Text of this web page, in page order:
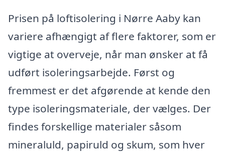
Prisen på loftisolering i Nørre Aaby kan
variere afhængigt af flere faktorer, som er
vigtige at overveje, når man ønsker at få
udført isoleringsarbejde. Først og
fremmest er det afgørende at kende den
type isoleringsmateriale, der vælges. Der
findes forskellige materialer såsom
mineraluld, papiruld og skum, som hver